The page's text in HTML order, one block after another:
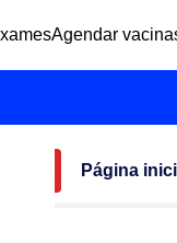
Agendar
Página